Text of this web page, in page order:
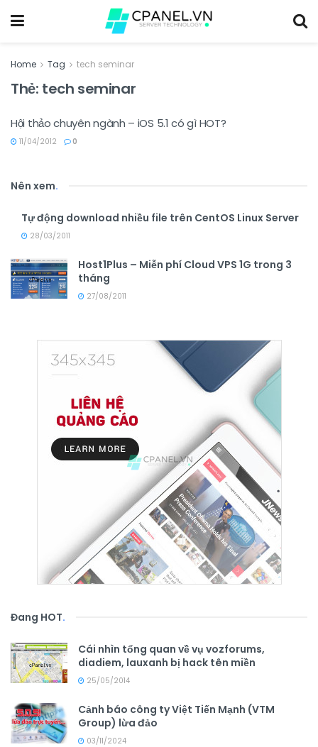
Home Tag tech seminar
Thẻ: tech seminar
Hội thảo chuyên ngành – iOS 5.1 có gì HOT?
11/04/2012 0
Nên xem.
Tự động download nhiều file trên CentOS Linux Server
28/03/2011
Host1Plus – Miễn phí Cloud VPS 1G trong 3
tháng
27/08/2011
Đang HOT.
Cái nhìn tổng quan về vụ vozforums,
diadiem, lauxanh bị hack tên miền
25/05/2014
Cảnh báo công ty Việt Tiến Mạnh (VTM
Group) lừa đảo
03/11/2024